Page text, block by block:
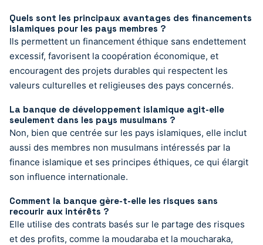
Quels sont les principaux avantages des financements
islamiques pour les pays membres ?
Ils permettent un financement éthique sans endettement
excessif, favorisent la coopération économique, et
encouragent des projets durables qui respectent les
valeurs culturelles et religieuses des pays concernés.
La banque de développement islamique agit-elle
seulement dans les pays musulmans ?
Non, bien que centrée sur les pays islamiques, elle inclut
aussi des membres non musulmans intéressés par la
finance islamique et ses principes éthiques, ce qui élargit
son influence internationale.
Comment la banque gère-t-elle les risques sans
recourir aux intérêts ?
Elle utilise des contrats basés sur le partage des risques
et des profits, comme la moudaraba et la moucharaka,